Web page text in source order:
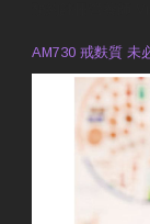
AM730 戒麩質 未